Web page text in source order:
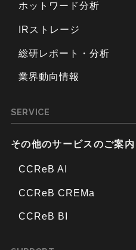
ホットワード分析
IRストレージ
総研レポート・分析
業界動向情報
SERVICE
その他のサービスのご案内
CCReB AI
CCReB CREMa
CCReB BI